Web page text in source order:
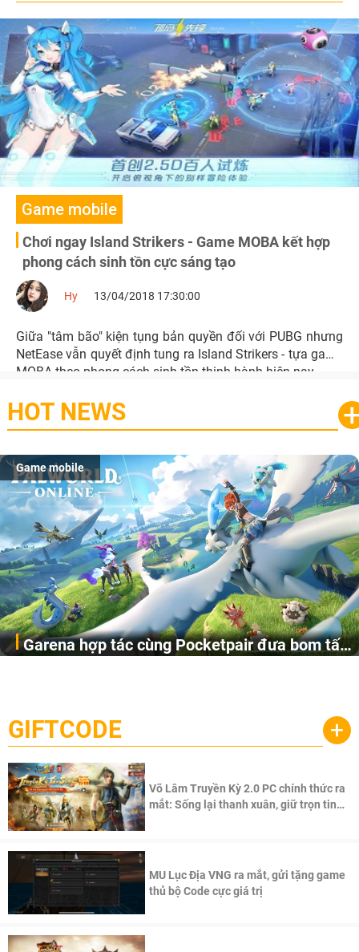
Game mobile
Chơi ngay Island Strikers - Game MOBA kết hợp
phong cách sinh tồn cực sáng tạo
Hy 13/04/2018 17:30:00
Giữa "tâm bão" kiện tụng bản quyền đối với PUBG nhưng
NetEase vẫn quyết định tung ra Island Strikers - tựa game
MOBA theo phong cách sinh tồn thịnh hành hiện nay.
HOT NEWS
Game mobile
Garena hợp tác cùng Pocketpair đưa bom tấn
cầu, theo giấy phép chính thức từ công ty game Nhật Bản
Pocketpair, Inc.
GIFTCODE +
Võ Lâm Truyền Kỳ 2.0 PC chính thức ra
mắt: Sống lại thanh xuân, giữ trọn tinh
MU Lục Địa VNG ra mắt, gửi tặng game
thủ bộ Code cực giá trị